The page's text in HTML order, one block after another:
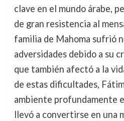
clave en el mundo árabe,
de gran resistencia al
familia de Mahoma sufrió
adversidades debido a su
que también afectó a la
de estas dificultades,
ambiente profundamente
llevó a convertirse en una